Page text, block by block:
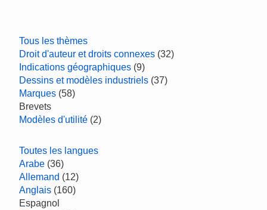
Tous les thèmes
Droit d'auteur et droits connexes (32)
Indications géographiques (9)
Dessins et modèles industriels (37)
Marques (58)
Brevets
Modèles d'utilité (2)
Toutes les langues
Arabe (36)
Allemand (12)
Anglais (160)
Espagnol